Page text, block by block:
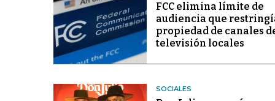
FCC elimina límite de
audiencia que
propiedad de canales
televisión locales
SOCIALES